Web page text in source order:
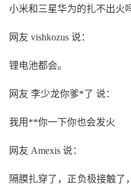
小米和三星华为的扎不出火
网友 vishkozus 说：
锂电池都会。
网友 李少龙你爹*了 说：
我用**你一下你也会发火
网友 Amexis 说：
隔膜扎穿了，正负极接触了